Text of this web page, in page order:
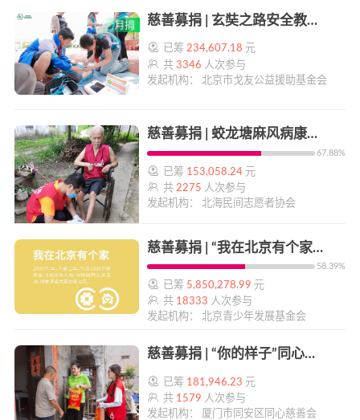
慈善募捐 | 玄奘之路安全教育计划 | 帮帮公益
已筹234,607.18 元
共3346 人次参与
发起机构： 北京市戈友公益援助基金会
慈善募捐 | 蛟龙塘麻风病康复老人临终陪伴资金 | 帮帮公益
67.88%
已筹 153,058.24 元
共 2275 人次参与
发起机构： 北海民间志愿者协会
慈善募捐 | “我在北京有个家”对口支援地区青少年关爱项目 | 帮帮公益
58.39%
已筹 5,850,278.99 元
共 18333 人次参与
发起机构： 北京青少年发展基金会
慈善募捐 | “你的样子”同心敬老乡村行 | 帮帮公益
已筹 181,946.23 元
共 1579 人次参与
发起机构： 厦门市同安区同心慈善会